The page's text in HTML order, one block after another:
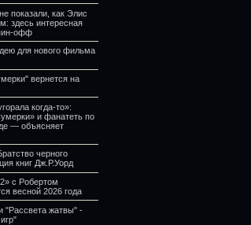
показали, как Элис
здесь интересная
офф
для нового фильма
вернется на
когда-то»:
и фанатеть по
— объясняет
черного
книг Дж.Р.Уорд
с Робертом
весной 2026 года
"Рассвета жатвы" -